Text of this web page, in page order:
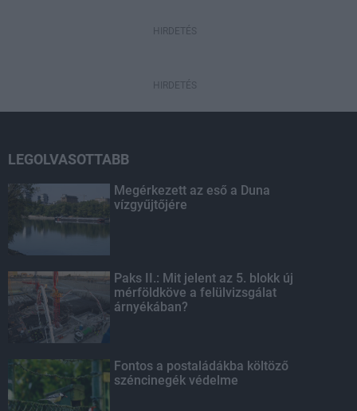
HIRDETÉS
HIRDETÉS
LEGOLVASOTTABB
Megérkezett az eső a Duna
vízgyűjtőjére
Paks II.: Mit jelent az 5. blokk új
mérföldköve a felülvizsgálat
árnyékában?
Fontos a postaládákba költöző
széncinegék védelme